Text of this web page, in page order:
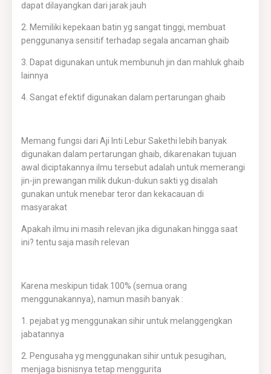
dapat dilayangkan dari jarak jauh
2. Memiliki kepekaan batin yg sangat tinggi, membuat
penggunanya sensitif terhadap segala ancaman ghaib
3. Dapat digunakan untuk membunuh jin dan mahluk ghaib
lainnya
4. Sangat efektif digunakan dalam pertarungan ghaib
Memang fungsi dari Aji Inti Lebur Sakethi lebih banyak
digunakan dalam pertarungan ghaib, dikarenakan tujuan
awal diciptakannya ilmu tersebut adalah untuk memerangi
jin-jin prewangan milik dukun-dukun sakti yg disalah
gunakan untuk menebar teror dan kekacauan di
masyarakat
Apakah ilmu ini masih relevan jika digunakan hingga saat
ini? tentu saja masih relevan
Karena meskipun tidak 100% (semua orang
menggunakannya), namun masih banyak :
1. pejabat yg menggunakan sihir untuk melanggengkan
jabatannya
2. Pengusaha yg menggunakan sihir untuk pesugihan,
menjaga bisnisnya tetap menggurita